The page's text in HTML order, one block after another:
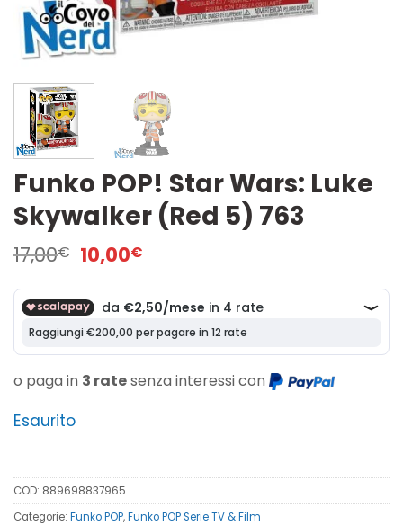
Funko POP! Star Wars: Luke
Skywalker (Red 5) 763
17,00€ Il
prezzo
originale
era:
17,00€.
10,00€
attuale
è:
10,00€.
o paga in 3 ratesenza interessi con
Esaurito
COD: 889698837965
Categorie: Funko POP,Funko POP Serie TV & Film